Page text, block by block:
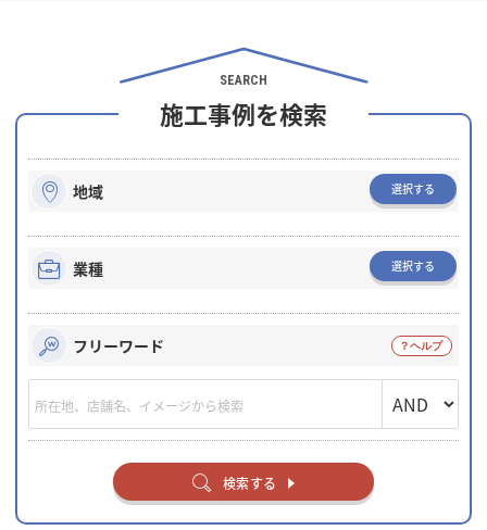
SEARCH
施工事例を検索
地域 選択する
業種 選択する
フリーワード
検索する